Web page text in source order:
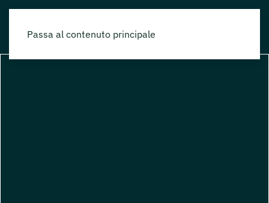
Passa al contenuto principale